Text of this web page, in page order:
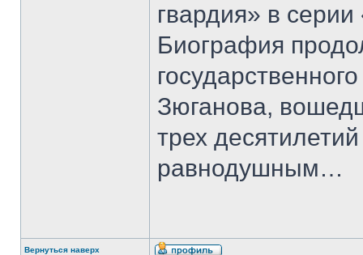
гвардия» в
Биография
Зюганова,
трех
равнодушным…
Вернуться наверх